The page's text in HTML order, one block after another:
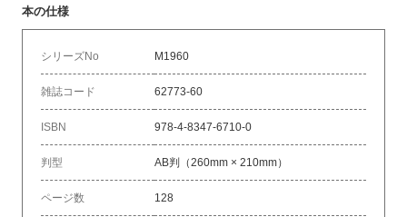
本の仕様
シリーズNo M1960
雑誌コード 62773-60
ISBN 978-4-8347-6710-0
判型 AB判（260mm × 210mm）
ページ数 128